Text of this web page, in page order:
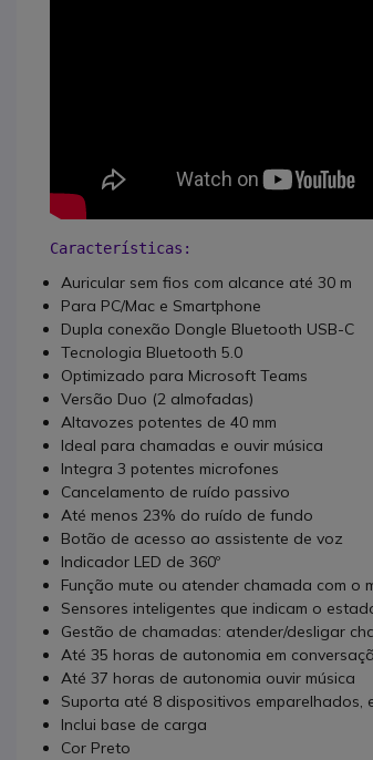
Características:
Auricular sem fios com alcance até 30 m
Para PC/Mac e Smartphone
Dupla conexão Dongle Bluetooth USB-C
Tecnologia Bluetooth 5.0
Optimizado para Microsoft Teams
Versão Duo (2 almofadas)
Altavozes potentes de 40 mm
Ideal para chamadas e ouvir música
Integra 3 potentes microfones
Cancelamento de ruído passivo
Até menos 23% do ruído de fundo
Botão de acesso ao assistente de voz
Indicador LED de 360º
Função mute ou atender chamada com o
Sensores inteligentes que indicam o
Gestão de chamadas: atender/desligar
Até 35 horas de autonomia em
Até 37 horas de autonomia ouvir música
Suporta até 8 dispositivos emparelhados,
Inclui base de carga
Cor Preto